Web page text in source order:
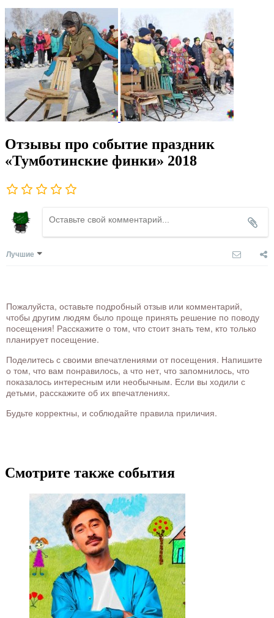
Отзывы про событие праздник
«Тумботинские финки» 2018
Лучшие
Пожалуйста, оставьте подробный отзыв или комментарий,
чтобы другим людям было проще принять решение по поводу
посещения! Расскажите о том, что стоит знать тем, кто только
планирует посещение.
Поделитесь с своими впечатлениями от посещения. Напишите
о том, что вам понравилось, а что нет, что запомнилось, что
показалось интересным или необычным. Если вы ходили с
детьми, расскажите об их впечатлениях.
Будьте корректны, и соблюдайте правила приличия.
Смотрите также события